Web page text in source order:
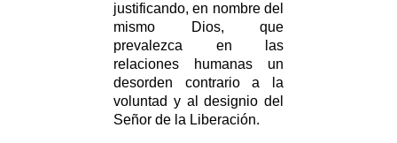
justificando, en nombre del
mismo Dios, que
prevalezca en las
relaciones humanas un
desorden contrario a la
voluntad y al designio del
Señor de la Liberación.